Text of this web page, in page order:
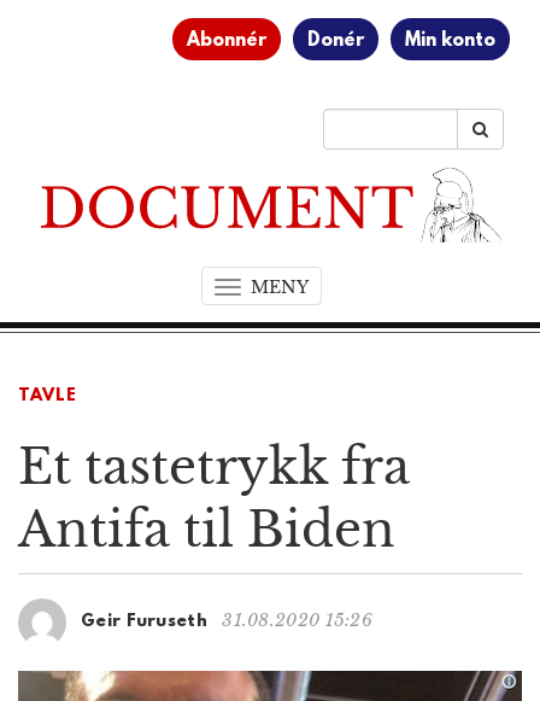
Abonnér Donér Min konto
MENYT
o
n
a
i
t
n
TAVLE
Et tastetrykk fra
Antifa til Biden
Geir Furuseth 31.08.2020 15:26